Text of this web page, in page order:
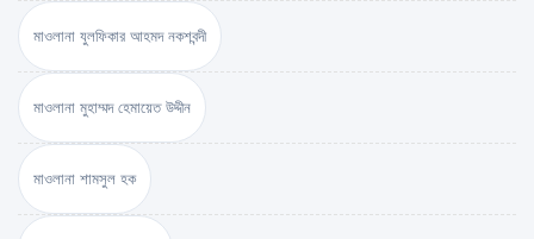
মাওলানা যুলফিকার আহমদ নকশবন্দী
মাওলানা মুহাম্মদ হেমায়েত উদ্দীন
মাওলানা শামসুল হক